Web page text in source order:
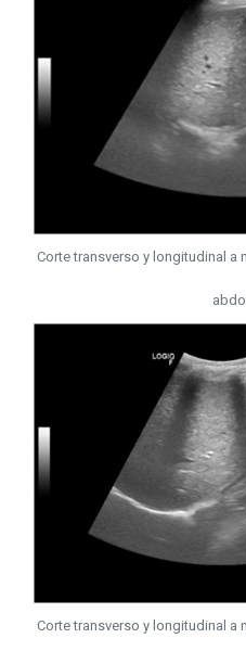
Corte transverso y longitudinal
Corte transverso y longitudinal